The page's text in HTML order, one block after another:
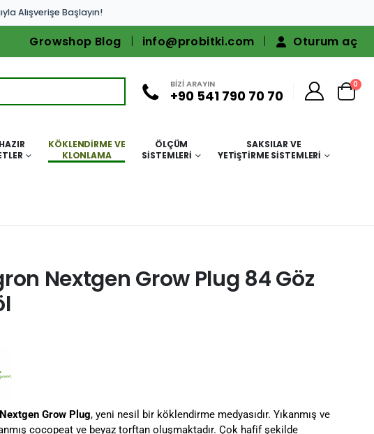
Alışverişe Başlayın!
Growshop Blog info@probitki.com Oturum aç
BİZİ ARAYIN
+90 541 790 70 70
0
HAZIR
KÖKLENDIRME VE
KLONLAMA
ÖLÇÜM
SISTEMLERI
SAKSILAR VE
YETIŞTIRME SISTEMLERI
Nextgen Grow Plug 84 Göz
Grow Plug, yeni nesil bir köklendirme medyasıdır. Yıkanmış ve
cocopeat ve beyaz torftan oluşmaktadır. Çok hafif şekilde